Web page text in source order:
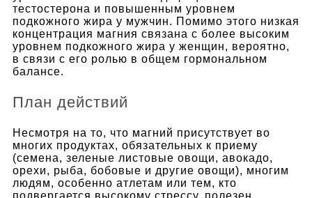
тестостерона и повышенным уровнем
подкожного жира у мужчин. Помимо этого низкая
концентрация магния связана с более высоким
уровнем подкожного жира у женщин, вероятно,
в связи с его ролью в общем гормональном
балансе.
План действий
Несмотря на то, что магний присутствует во
многих продуктах, обязательных к приему
(семена, зеленые листовые овощи, авокадо,
орехи, рыба, бобовые и другие овощи), многим
людям, особенно атлетам или тем, кто